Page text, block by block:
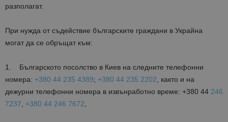
разполагат.
При нужда от съдействие българските граждани в Украйна
могат да се обръщат към:
1. Българското посолство в Киев на следните телефонни
номера: +380 44 235 4389; +380 44 235 2202, както и на
дежурни телефонни номера в извънработно време: +380 44 246
7237, +380 44 246 7672,